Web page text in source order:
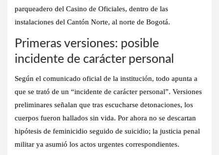
parqueadero del Casino de Oficiales, dentro de las
instalaciones del Cantón Norte, al norte de Bogotá.
Primeras versiones: posible
incidente de carácter personal
Según el comunicado oficial de la institución, todo apunta a
que se trató de un “incidente de carácter personal”. Versiones
preliminares señalan que tras escucharse detonaciones, los
cuerpos fueron hallados sin vida. Por ahora no se descartan
hipótesis de feminicidio seguido de suicidio; la justicia penal
militar ya asumió los actos urgentes correspondientes.